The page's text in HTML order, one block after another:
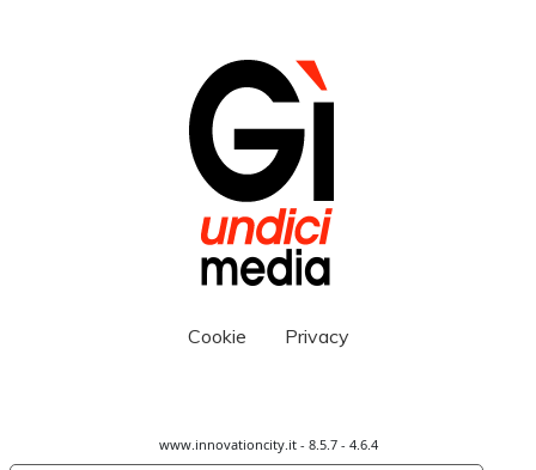
Cookie Privacy
www.innovationcity.it - 8.5.7 - 4.6.4